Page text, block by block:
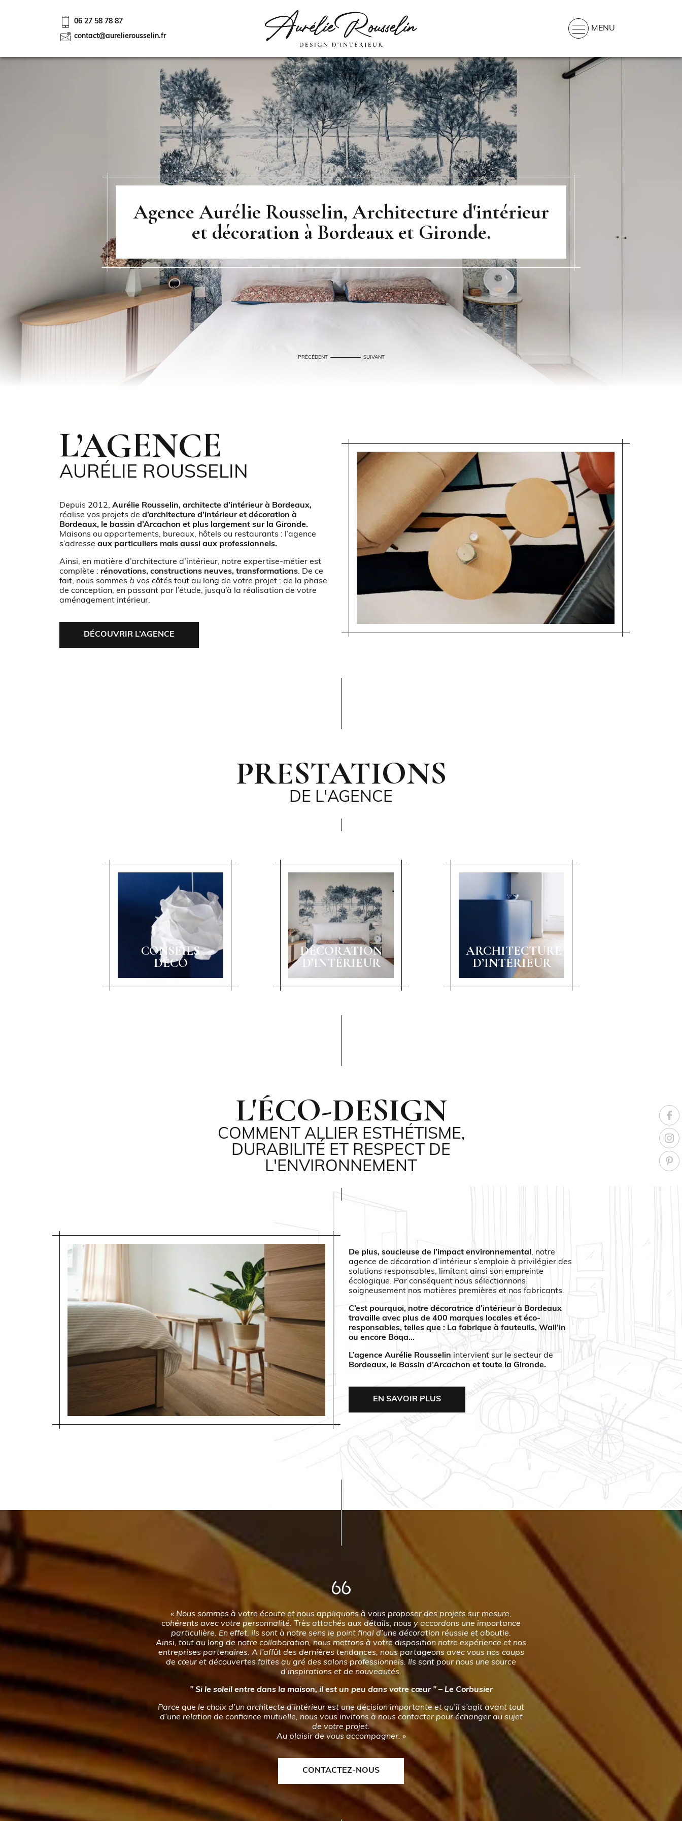
06 27 58 78 87
contact@aurelierousselin.fr
MENU
Agence Aurélie Rousselin, Architecture d'intérieur
et décoration à Bordeaux et Gironde.
PRÉCÉDENT SUIVANT
L’AGENCE
AURÉLIE ROUSSELIN
Depuis 2012, Aurélie Rousselin, architecte d’intérieur à Bordeaux,
réalise vos projets de d’architecture d’intérieur et décoration à
Bordeaux, le bassin d’Arcachon et plus largement sur la Gironde.
Maisons ou appartements, bureaux, hôtels ou restaurants : l’agence
s’adresse aux particuliers mais aussi aux professionnels.
Ainsi, en matière d’architecture d’intérieur, notre expertise-métier est
complète : rénovations, constructions neuves, transformations. De ce
fait, nous sommes à vos côtés tout au long de votre projet : de la phase
de conception, en passant par l’étude, jusqu’à la réalisation de votre
aménagement intérieur.
DÉCOUVRIR L’AGENCE
PRESTATIONS
DE L'AGENCE
CONSEILS
DÉCO
DÉCORATION
D’INTÉRIEUR
ARCHITECTURE
D’INTÉRIEUR
L'ÉCO-DESIGN
COMMENT ALLIER ESTHÉTISME,
DURABILITÉ ET RESPECT DE
L'ENVIRONNEMENT
De plus, soucieuse de l’impact environnemental , notre
agence de décoration d’intérieur s’emploie à privilégier des
solutions responsables, limitant ainsi son empreinte
écologique. Par conséquent nous sélectionnons
soigneusement nos matières premières et nos fabricants.
C’est pourquoi, notre décoratrice d’intérieur à Bordeaux
travaille avec plus de 400 marques locales et éco-
responsables, telles que : La fabrique à fauteuils, Wall’in
ou encore Boqa…
L’agence Aurélie Rousselin intervient sur le secteur de
Bordeaux, le Bassin d’Arcachon et toute la Gironde.
EN SAVOIR PLUS
« Nous sommes à votre écoute et nous appliquons à vous proposer des projets sur mesure,
cohérents avec votre personnalité. Très attachés aux détails, nous y accordons une importance
particulière. En effet, ils sont à notre sens le point final d’une décoration réussie et aboutie.
Ainsi, tout au long de notre collaboration, nous mettons à votre disposition notre expérience et nos
entreprises partenaires. A l’affût des dernières tendances, nous partageons avec vous nos coups
de cœur et découvertes faites au gré des salons professionnels. Ils sont pour nous une source
d’inspirations et de nouveautés.
” Si le soleil entre dans la maison, il est un peu dans votre cœur ” – Le Corbusier
Parce que le choix d’un architecte d’intérieur est une décision importante et qu’il s’agit avant tout
d’une relation de confiance mutuelle, nous vous invitons à nous contacter pour échanger au sujet
de votre projet.
Au plaisir de vous accompagner. »
CONTACTEZ-NOUS